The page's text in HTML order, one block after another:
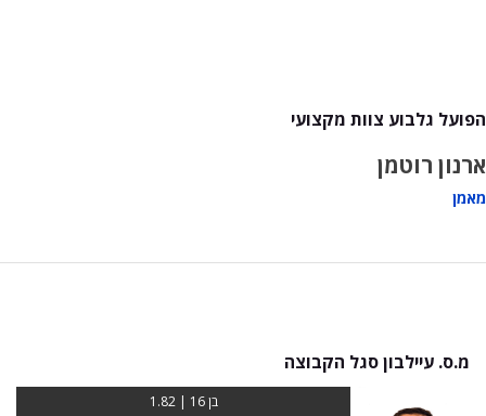
הפועל גלבוע צוות מקצועי
ארנון רוטמן
מאמן
מ.ס. עיילבון סגל הקבוצה
בן 16 | 1.82